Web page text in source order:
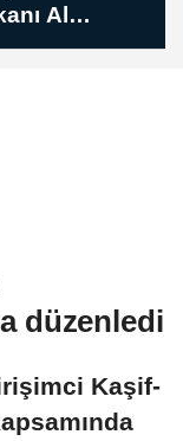
düzenledi
Kaşif-